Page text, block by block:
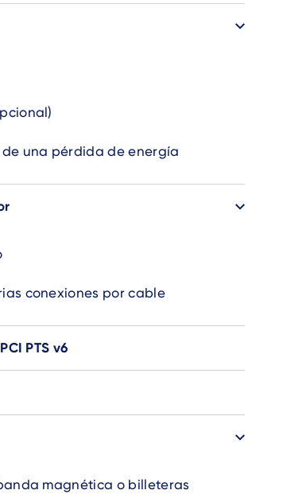
una pérdida de energía
conexiones por cable
PTS v6
magnética o billeteras